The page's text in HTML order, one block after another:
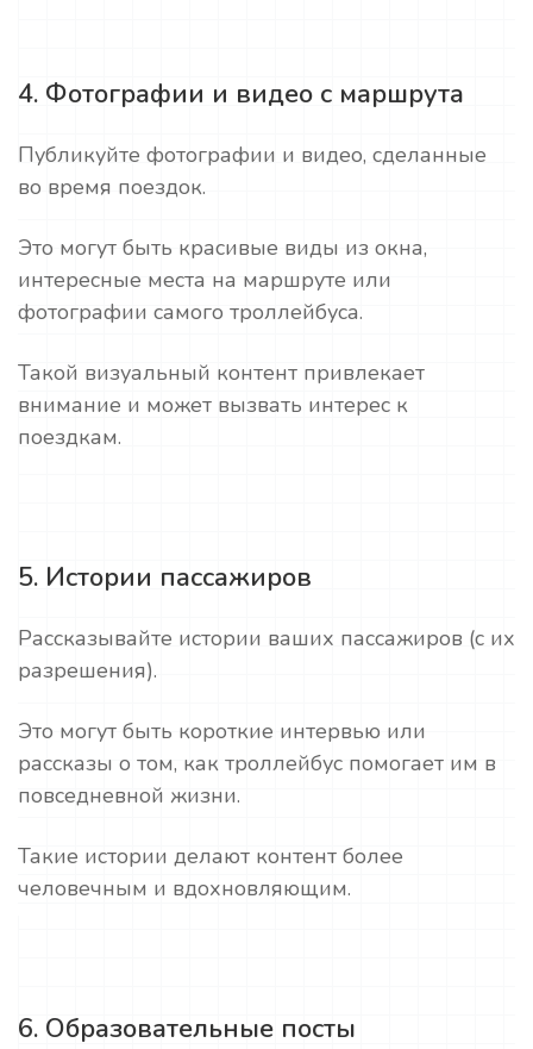
4. Фотографии и видео с маршрута
Публикуйте фотографии и видео, сделанные
во время поездок.
Это могут быть красивые виды из окна,
интересные места на маршруте или
фотографии самого троллейбуса.
Такой визуальный контент привлекает
внимание и может вызвать интерес к
поездкам.
5. Истории пассажиров
Рассказывайте истории ваших пассажиров (с их
разрешения).
Это могут быть короткие интервью или
рассказы о том, как троллейбус помогает им в
повседневной жизни.
Такие истории делают контент более
человечным и вдохновляющим.
6. Образовательные посты